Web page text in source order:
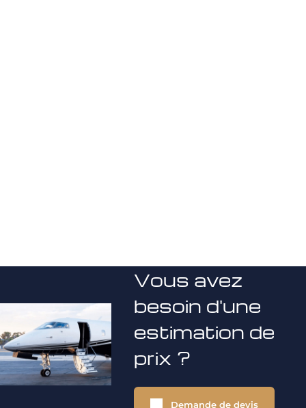
Vous avez
besoin d'une
estimation de
prix ?
Demande de devis